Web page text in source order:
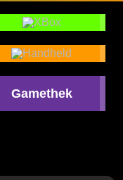
Gamethek